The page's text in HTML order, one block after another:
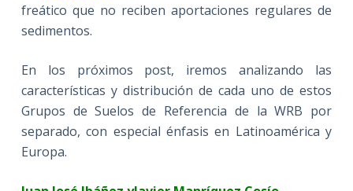
freático que no reciben aportaciones regulares de
sedimentos.
En los próximos post, iremos analizando las
características y distribución de cada uno de estos
Grupos de Suelos de Referencia de la WRB por
separado, con especial énfasis en Latinoamérica y
Europa.